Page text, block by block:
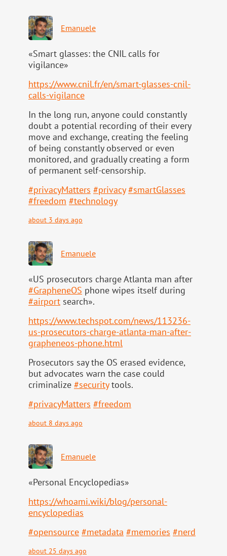
Emanuele
«Smart glasses: the CNIL calls for
vigilance»
https://www.cnil.fr/en/smart-glasses-cnil-
calls-vigilance
In the long run, anyone could constantly
doubt a potential recording of their every
move and exchange, creating the feeling
of being constantly observed or even
monitored, and gradually creating a form
of permanent self-censorship.
#privacyMatters #privacy #smartGlasses
#freedom #technology
about 3 days ago
Emanuele
«US prosecutors charge Atlanta man after
#GrapheneOS phone wipes itself during
#airport search».
https://www.techspot.com/news/113236-
us-prosecutors-charge-atlanta-man-after-
grapheneos-phone.html
Prosecutors say the OS erased evidence,
but advocates warn the case could
criminalize #securitytools.
#privacyMatters #freedom
about 8 days ago
Emanuele
«Personal Encyclopedias»
https://whoami.wiki/blog/personal-
encyclopedias
#opensource #metadata #memories #nerd
about 25 days ago